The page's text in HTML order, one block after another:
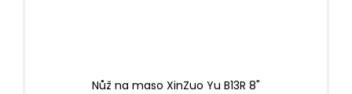
Nůž na maso XinZuo Yu B13R 8"